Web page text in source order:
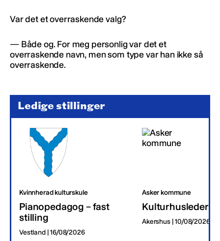
Var det et overraskende valg?
— Både og. For meg personlig var det et
overraskende navn, men som type var han ikke så
overraskende.
Ledige stillinger
Kvinnherad kulturskule
Pianopedagog – fast
stilling
Vestland | 16/08/2026
Asker kommune
Kulturhusleder
Akershus | 10/08/2026